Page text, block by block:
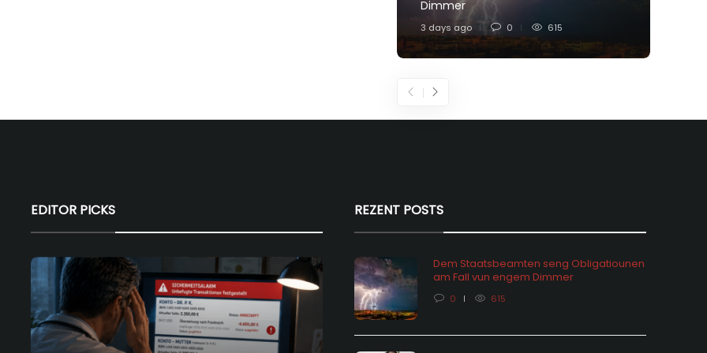
Dimmer
3 days ago 0 615
EDITOR PICKS REZENT POSTS
Dem Staatsbeamten seng Obligatiounen
am Fall vun engem Dimmer
0 615